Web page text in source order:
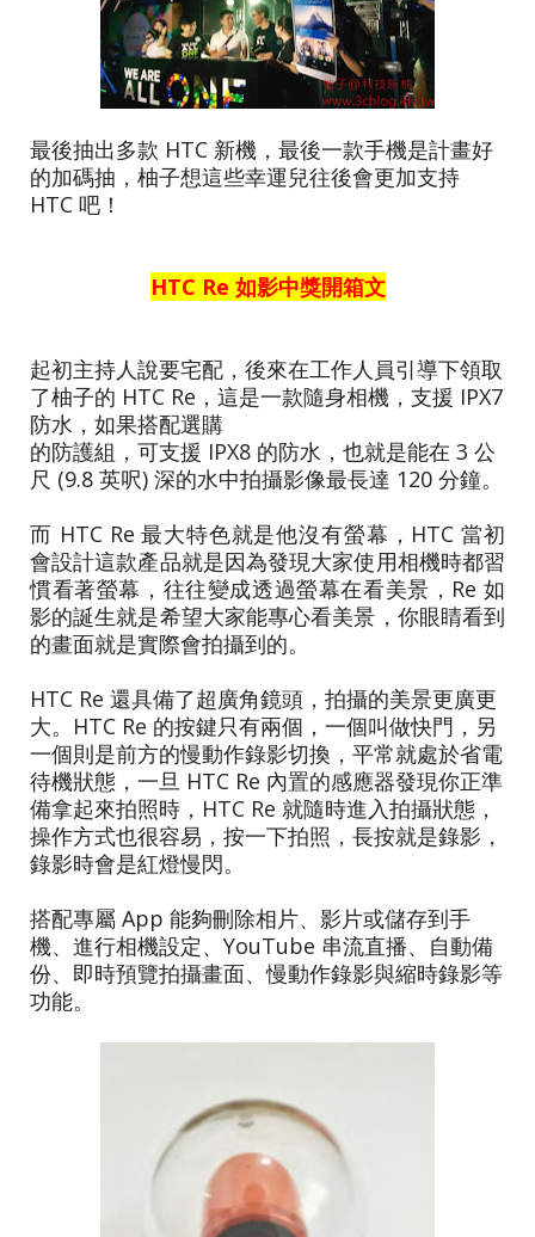
最後抽出多款 HTC 新機，最後一款手機是計畫好
的加碼抽，柚子想這些幸運兒往後會更加支持
HTC 吧！
HTC Re 如影中獎開箱文
起初主持人說要宅配，後來在工作人員引導下領取
了柚子的 HTC Re，這是一款隨身相機，支援 IPX7
防水，如果搭配選購
的防護組，可支援 IPX8 的防水，也就是能在 3 公
尺 (9.8 英呎) 深的水中拍攝影像最長達 120 分鐘。
而 HTC Re 最大特色就是他沒有螢幕，HTC 當初
會設計這款產品就是因為發現大家使用相機時都習
慣看著螢幕，往往變成透過螢幕在看美景，Re 如
影的誕生就是希望大家能專心看美景，你眼睛看到
的畫面就是實際會拍攝到的。
HTC Re 還具備了超廣角鏡頭，拍攝的美景更廣更
大。HTC Re 的按鍵只有兩個，一個叫做快門，另
一個則是前方的慢動作錄影切換，平常就處於省電
待機狀態，一旦 HTC Re 內置的感應器發現你正準
備拿起來拍照時，HTC Re 就隨時進入拍攝狀態，
操作方式也很容易，按一下拍照，長按就是錄影，
錄影時會是紅燈慢閃。
搭配專屬 App 能夠刪除相片、影片或儲存到手
機、進行相機設定、YouTube 串流直播、自動備
份、即時預覽拍攝畫面、慢動作錄影與縮時錄影等
功能。